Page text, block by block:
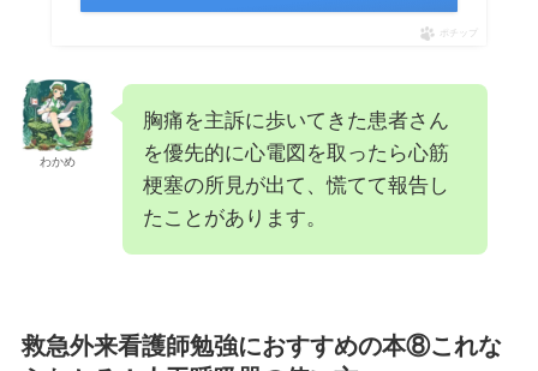
ポチップ
わかめ
胸痛を主訴に歩いてきた患者さん
を優先的に心電図を取ったら心筋
梗塞の所見が出て、慌てて報告し
たことがあります。
救急外来看護師勉強におすすめの本⑧これな